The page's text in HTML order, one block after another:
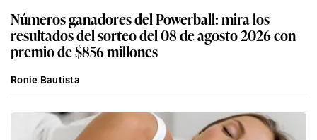
Números ganadores del Powerball: mira los
resultados del sorteo del 08 de agosto 2026 con
premio de $856 millones
Ronie Bautista